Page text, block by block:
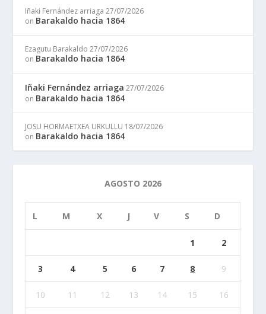
Iñaki Fernández arriaga 27/07/2026
on Barakaldo hacia 1864
Ezagutu Barakaldo 27/07/2026
on Barakaldo hacia 1864
Iñaki Fernández arriaga 27/07/2026
on Barakaldo hacia 1864
JOSU HORMAETXEA URKULLU 18/07/2026
on Barakaldo hacia 1864
AGOSTO 2026
L M X J V S D
1 2
3 4 5 6 7 8 9
10 11 12 13 14 15 16